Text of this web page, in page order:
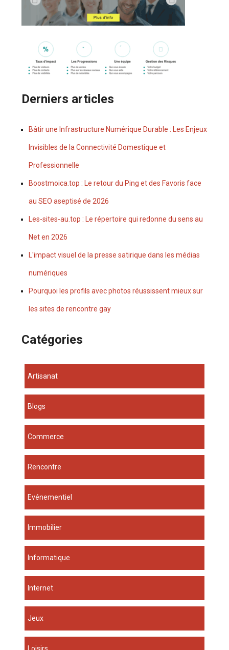
Derniers articles
Bâtir une Infrastructure Numérique Durable : Les Enjeux
Invisibles de la Connectivité Domestique et
Professionnelle
Boostmoica.top : Le retour du Ping et des Favoris face
au SEO aseptisé de 2026
Les-sites-au.top : Le répertoire qui redonne du sens au
Net en 2026
L'impact visuel de la presse satirique dans les médias
numériques
Pourquoi les profils avec photos réussissent mieux sur
les sites de rencontre gay
Catégories
Artisanat
Blogs
Commerce
Rencontre
Evénementiel
Immobilier
Informatique
Internet
Jeux